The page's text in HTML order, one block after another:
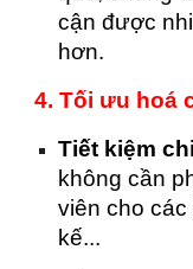
cận được
hơn.
4. Tối ưu hoá
Tiết kiệm
không cần
viên cho
kế...